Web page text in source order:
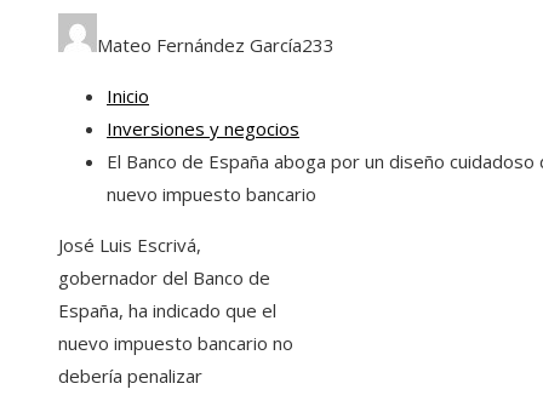
Mateo Fernández García233
Inicio
Inversiones y negocios
El Banco de España aboga por un diseño cuidadoso
nuevo impuesto bancario
José Luis Escrivá,
gobernador del Banco de
España, ha indicado que el
nuevo impuesto bancario no
debería penalizar